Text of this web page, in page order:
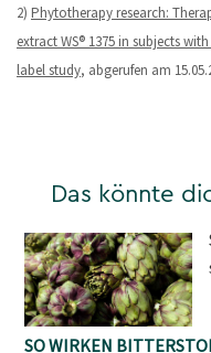
2) Phytotherapy research:
extract WS® 1375 in subjects
label study, abgerufen am
Das könnte
SO WIRKEN